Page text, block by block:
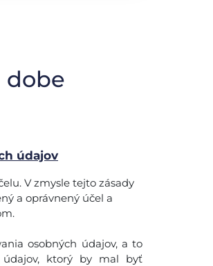
dobe
údajov
V zmysle tejto zásady
a oprávnený účel a
osobných údajov, a to
údajov, ktorý by mal byť